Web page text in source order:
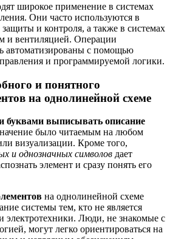
широкое применение в системах
Они часто используются в
и контроля, а также в системах
и вентиляцией. Операции
автоматизированы с помощью
и программируемой логики.
и понятного
на однолинейной схеме
буквами выписывать описание
было читаемым на любом
визуализации. Кроме того,
и однозначных символов дает
элемент и сразу понять его
на однолинейной схеме
системы тем, кто не является
электротехники. Люди, не знакомые с
могут легко ориентироваться на